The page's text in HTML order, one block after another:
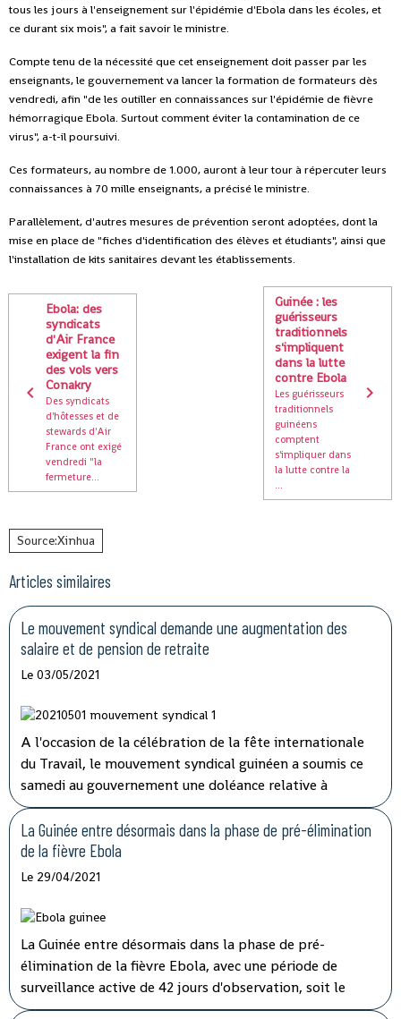
tous les jours à l'enseignement sur l'épidémie d'Ebola dans les écoles, et
ce durant six mois", a fait savoir le ministre.
Compte tenu de la nécessité que cet enseignement doit passer par les
enseignants, le gouvernement va lancer la formation de formateurs dès
vendredi, afin "de les outiller en connaissances sur l'épidémie de fièvre
hémorragique Ebola. Surtout comment éviter la contamination de ce
virus", a-t-il poursuivi.
Ces formateurs, au nombre de 1.000, auront à leur tour à répercuter leurs
connaissances à 70 mille enseignants, a précisé le ministre.
Parallèlement, d'autres mesures de prévention seront adoptées, dont la
mise en place de "fiches d'identification des élèves et étudiants", ainsi que
l'installation de kits sanitaires devant les établissements.
Ebola: des
syndicats
d'Air France
exigent la fin
des vols vers
Conakry
Des syndicats
d'hôtesses et de
stewards d'Air
France ont exigé
vendredi "la
fermeture...
Guinée : les
guérisseurs
traditionnels
s'impliquent
dans la lutte
contre Ebola
Les guérisseurs
traditionnels
guinéens
comptent
s'impliquer dans
la lutte contre la
Source:Xinhua
Articles similaires
Le mouvement syndical demande une augmentation des
salaire et de pension de retraite
Le 03/05/2021
A l'occasion de la célébration de la fête internationale
du Travail, le mouvement syndical guinéen a soumis ce
samedi au gouvernement une doléance relative à
l'augmentation de salaire et de pension de retraite.
La Guinée entre désormais dans la phase de pré-élimination
de la fièvre Ebola
Le 29/04/2021
La Guinée entre désormais dans la phase de pré-
élimination de la fièvre Ebola, avec une période de
surveillance active de 42 jours d'observation, soit le
double de la période d'incubation du virus, a indiqué